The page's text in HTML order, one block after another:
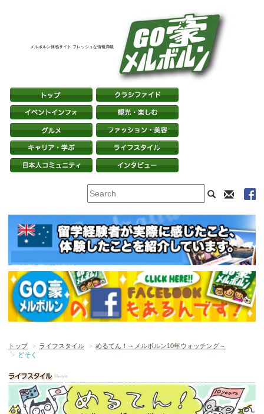
メルボルン体感サイト フレッシュな情報満載
トップ ライフスタイル
めるてん！～メルボルン10年ウォッチング～
どそく